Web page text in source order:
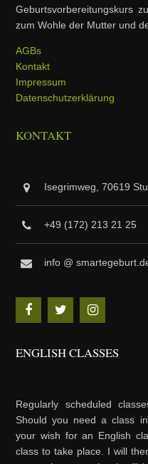
Geburtsvorbereitungskurs
zum Wohle der Mutter und
AGBs
Kontakt
Impressum
Datenschutzerklärung
KONTAKT
Isegrimweg, 70619
+49 (172) 213 21 25
info @
ENGLISH CLASSES
Regularly scheduled
Should you need a class
your wish for an English
class to take place. I will